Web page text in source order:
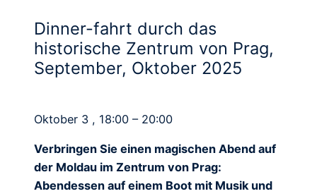
Dinner-fahrt durch das
historische Zentrum von Prag,
September, Oktober 2025
Oktober 3 , 18:00 – 20:00
Verbringen Sie einen magischen Abend auf
der Moldau im Zentrum von Prag:
Abendessen auf einem Boot mit Musik und